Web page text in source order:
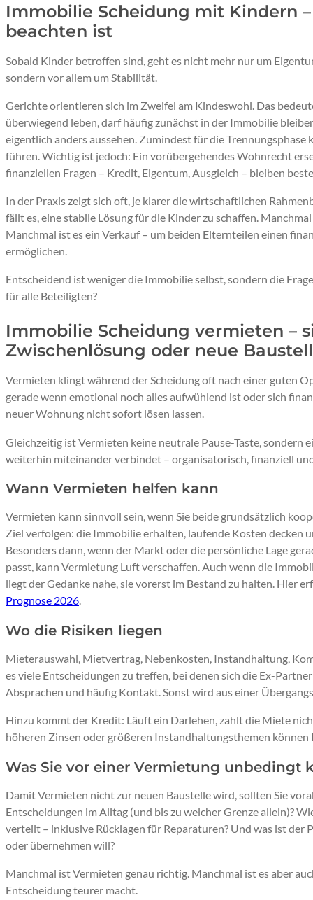
Immobilie Scheidung mit Kindern
beachten ist
Sobald Kinder betroffen sind, geht es nicht mehr nur um
sondern vor allem um Stabilität.
Gerichte orientieren sich im Zweifel am Kindeswohl. Das
überwiegend leben, darf häufig zunächst in der Immobilie
eigentlich anders aussehen. Zumindest für die Trennungsphase
führen. Wichtig ist jedoch: Ein vorübergehendes Wohnrecht
finanziellen Fragen – Kredit, Eigentum, Ausgleich – bleiben
In der Praxis zeigt sich oft, je klarer die wirtschaftlichen
fällt es, eine stabile Lösung für die Kinder zu schaffen.
Manchmal ist es ein Verkauf – um beiden Elternteilen einen
ermöglichen.
Entscheidend ist weniger die Immobilie selbst, sondern die
für alle Beteiligten?
Immobilie Scheidung vermieten –
Zwischenlösung oder neue
Vermieten klingt während der Scheidung oft nach einer guten
gerade wenn emotional noch alles aufwühlend ist oder sich
neuer Wohnung nicht sofort lösen lassen.
Gleichzeitig ist Vermieten keine neutrale Pause-Taste, sondern
weiterhin miteinander verbindet – organisatorisch, finanziell
Wann Vermieten helfen kann
Vermieten kann sinnvoll sein, wenn Sie beide grundsätzlich
Ziel verfolgen: die Immobilie erhalten, laufende Kosten decken
Besonders dann, wenn der Markt oder die persönliche Lage
passt, kann Vermietung Luft verschaffen. Auch wenn die
liegt der Gedanke nahe, sie vorerst im Bestand zu halten. Hier
Prognose 2026.
Wo die Risiken liegen
Mieterauswahl, Mietvertrag, Nebenkosten, Instandhaltung,
es viele Entscheidungen zu treffen, bei denen sich die Ex-
Absprachen und häufig Kontakt. Sonst wird aus einer
Hinzu kommt der Kredit: Läuft ein Darlehen, zahlt die Miete
höheren Zinsen oder größeren Instandhaltungsthemen können
Was Sie vor einer Vermietung unbedingt
Damit Vermieten nicht zur neuen Baustelle wird, sollten Sie
Entscheidungen im Alltag (und bis zu welcher Grenze allein)?
verteilt – inklusive Rücklagen für Reparaturen? Und was ist der
oder übernehmen will?
Manchmal ist Vermieten genau richtig. Manchmal ist es aber
Entscheidung teurer macht.